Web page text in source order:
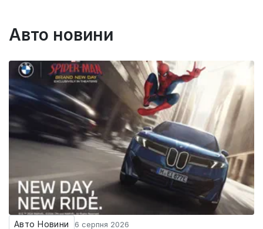
Авто новини
Авто Новини 6 серпня 2026